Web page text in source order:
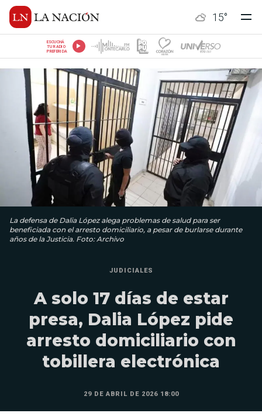
15°
ESCUCHÁ
TU RADIO
PREFERIDA
La defensa de Dalia López alega problemas de salud para ser
beneficiada con el arresto domiciliario, a pesar de burlarse durante
años de la Justicia. Foto: Archivo
JUDICIALES
A solo 17 días de estar
presa, Dalia López pide
arresto domiciliario con
tobillera electrónica
29 DE ABRIL DE 2026 18:00